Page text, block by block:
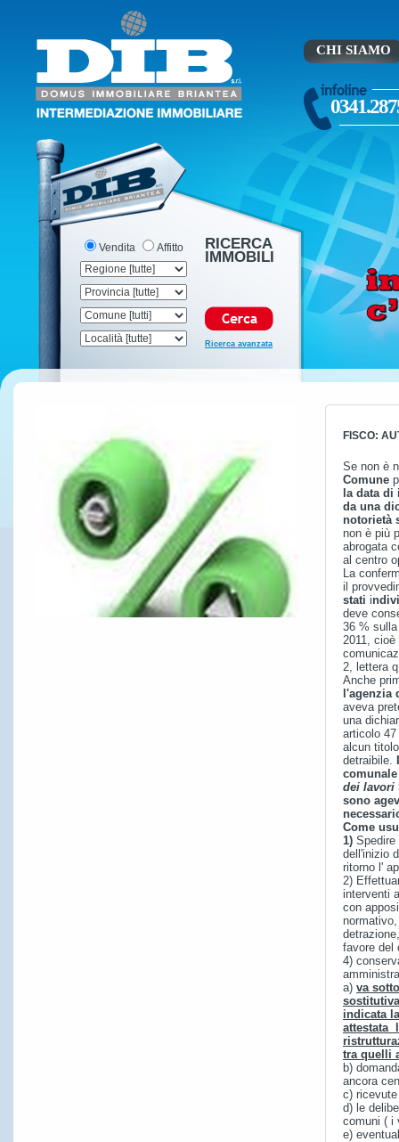
CHI SIAMO
Vendita Affitto RICERCA
IMMOBILI
Ricerca avanzata
FISCO:
Se non è
Comune
la data
da una
notorietà
non è più
abrogata
al centro
La
il
stati i
deve
36 %
2011,
2, lettera
Anche
l'agenzia
aveva
una
articolo 47
alcun
detraibile.
dei lavori
sono
Come
1) Spedire
dell'inizio
ritorno l'
2)
interventi
con
favore del
4)
a) va
indicata
attestata
tra quelli
b)
ancora
c)
d) le
comuni ( i
e)